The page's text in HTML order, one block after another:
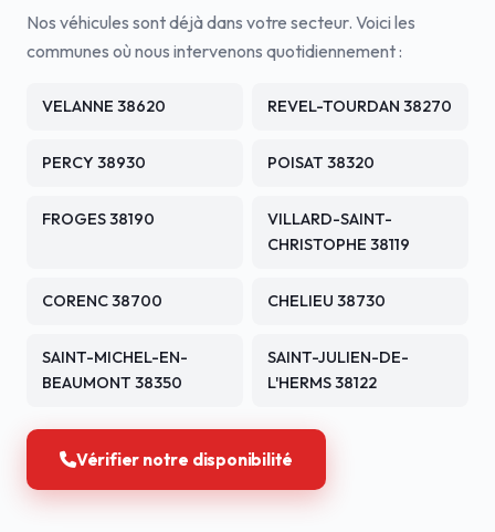
Nos véhicules sont déjà dans votre secteur. Voici les
communes où nous intervenons quotidiennement :
VELANNE 38620 REVEL-TOURDAN 38270
PERCY 38930 POISAT 38320
FROGES 38190
VILLARD-SAINT-
CHRISTOPHE 38119
CORENC 38700 CHELIEU 38730
SAINT-MICHEL-EN-
BEAUMONT 38350
SAINT-JULIEN-DE-
L'HERMS 38122
Vérifier notre disponibilité